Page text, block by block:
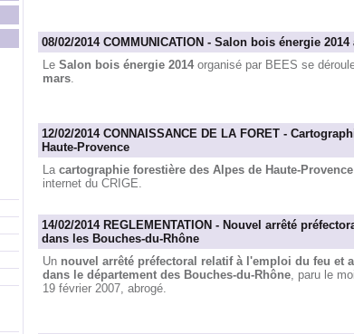
08/02/2014 COMMUNICATION - Salon bois énergie
Le Salon bois énergie 2014organisé par BEES se
mars.
12/02/2014 CONNAISSANCE DE LA FORET -
Haute-Provence
La cartographie forestière des Alpes de Haute-Provence
internet du CRIGE.
14/02/2014 REGLEMENTATION - Nouvel arrêté
dans les Bouches-du-Rhône
Un nouvel arrêté préfectoral relatif à l'emploi du feu et
dans le département des Bouches-du-Rhône, paru le
19 février 2007, abrogé.